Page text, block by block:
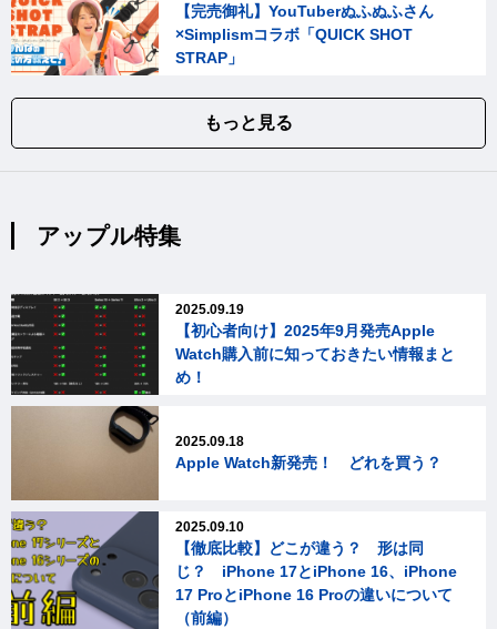
【完売御礼】YouTuberぬふぬふさん
×Simplismコラボ「QUICK SHOT
STRAP」
もっと見る
アップル特集
2025.09.19
【初心者向け】2025年9月発売Apple
Watch購入前に知っておきたい情報まと
め！
2025.09.18
Apple Watch新発売！ どれを買う？
2025.09.10
【徹底比較】どこが違う？ 形は同
じ？ iPhone 17とiPhone 16、iPhone
17 ProとiPhone 16 Proの違いについて
（前編）